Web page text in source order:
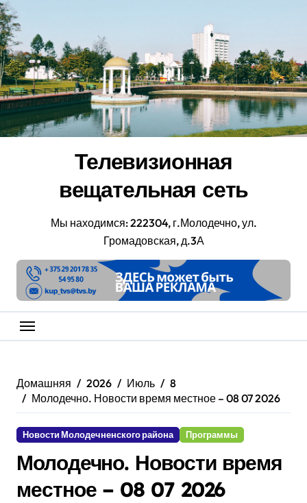
Перейти
к
содержанию
Телевизионная
вещательная сеть
Мы находимся: 222304, г.Молодечно, ул.
Громадовская, д.3А
Домашняя 2026 Июль
8
Молодечно. Новости время местное – 08 07 2026
Новости Молодечненского района Программы
Молодечно. Новости время
местное – 08 07 2026